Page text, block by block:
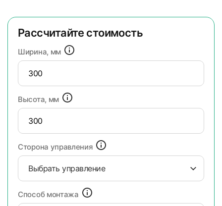
Рассчитайте стоимость
Ширина, мм
Высота, мм
Сторона управления
Выбрать управление
Способ монтажа